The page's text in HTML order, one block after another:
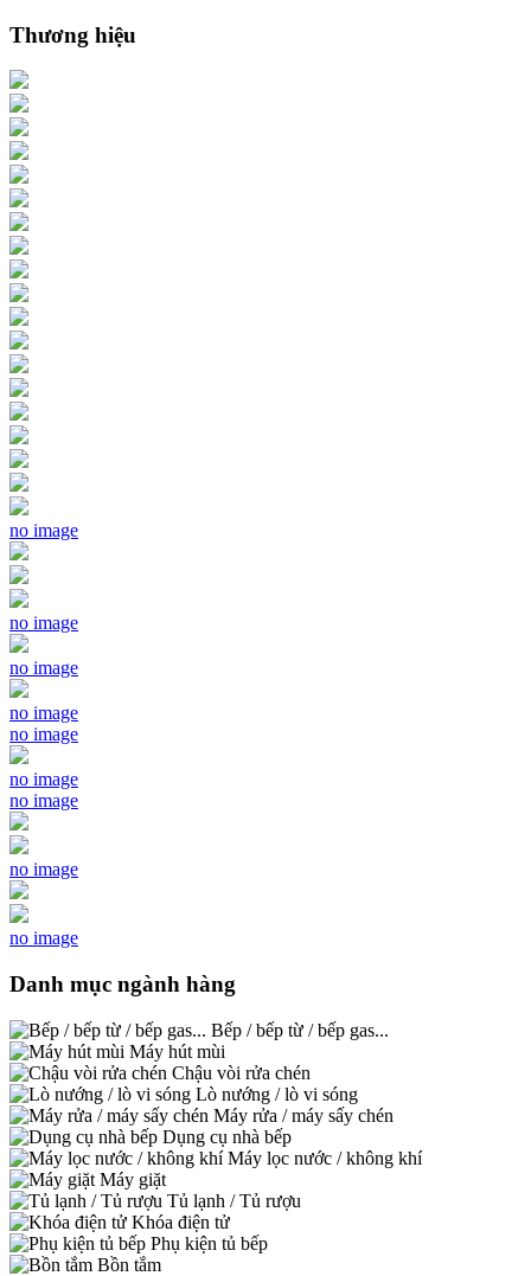
Thương hiệu
no image
no image
no image
no image
no image
no image
no image
no image
no image
Danh mục ngành hàng
Bếp / bếp từ / bếp gas...
Máy hút mùi
Chậu vòi rửa chén
Lò nướng / lò vi sóng
Máy rửa / máy sấy chén
Dụng cụ nhà bếp
Máy lọc nước / không khí
Máy giặt
Tủ lạnh / Tủ rượu
Khóa điện tử
Phụ kiện tủ bếp
Bồn tắm